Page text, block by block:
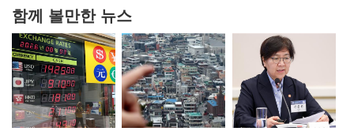
함께 볼만한 뉴스